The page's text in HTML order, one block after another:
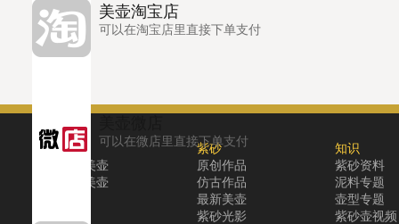
美壶淘宝店
可以在淘宝店里直接下单支付
可以在微店里直接下单支付
关于
关于美壶
联系美壶
紫砂
原创作品
仿古作品
最新美壶
紫砂光影
知识
紫砂资料
泥料专题
壶型专题
紫砂壶视频